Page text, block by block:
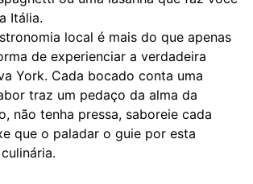
Itália.
local é mais do que apenas
de experienciar a verdadeira
York. Cada bocado conta uma
traz um pedaço da alma da
não tenha pressa, saboreie cada
que o paladar o guie por esta